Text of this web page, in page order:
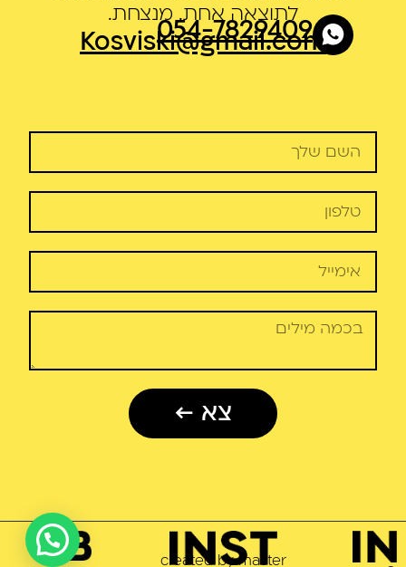
לתוצאה אחת. מנצחת.
Kosviski@gmail.com
054-7829409
צא ←
created by master
2023